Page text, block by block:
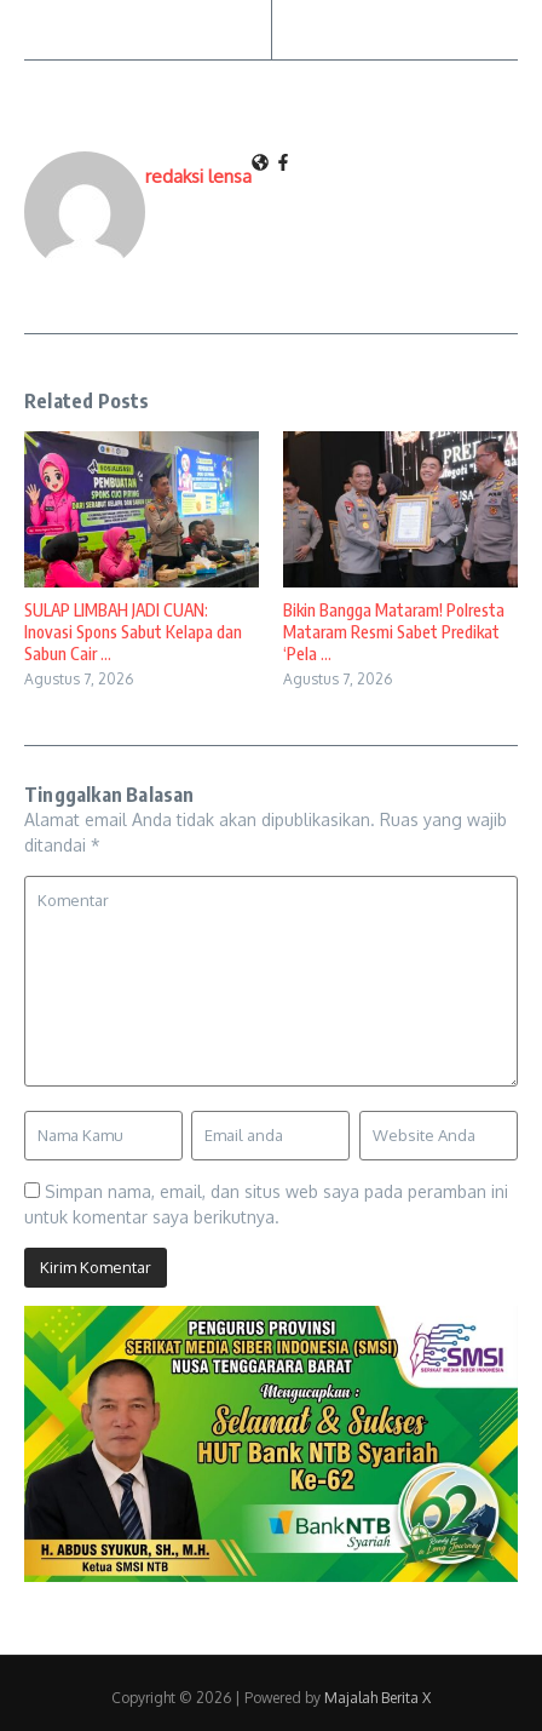
redaksi lensa
Related Posts
SULAP LIMBAH JADI CUAN:
Inovasi Spons Sabut Kelapa dan
Sabun Cair ...
Agustus 7, 2026
Bikin Bangga Mataram! Polresta
Mataram Resmi Sabet Predikat
‘Pela ...
Agustus 7, 2026
Tinggalkan Balasan
Alamat email Anda tidak akan dipublikasikan. Ruas yang wajib
ditandai *
Simpan nama, email, dan situs web saya pada peramban ini
untuk komentar saya berikutnya.
Copyright © 2026 | Powered by Majalah Berita X